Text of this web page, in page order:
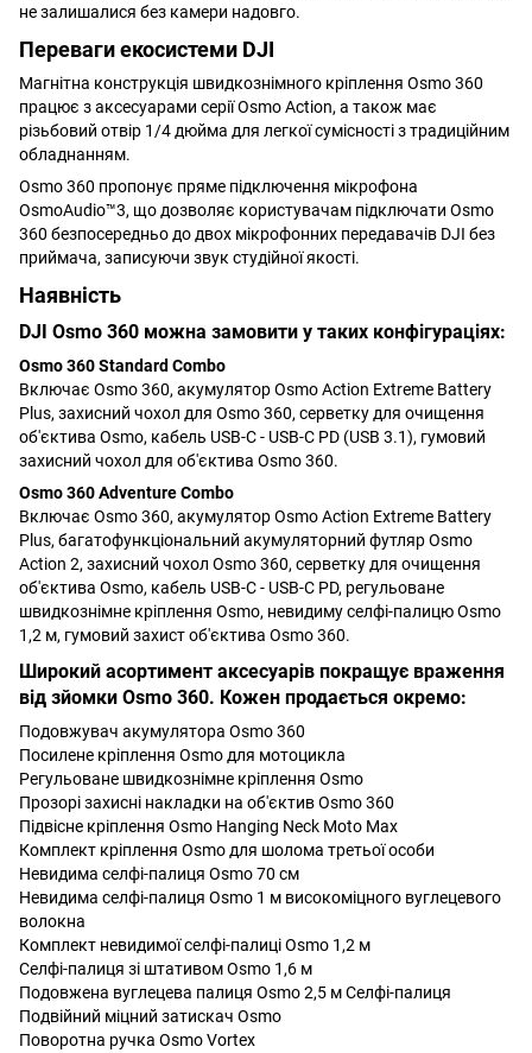
не залишалися без камери надовго.
Переваги екосистеми DJI
Магнітна конструкція швидкознімного кріплення Osmo 360
працює з аксесуарами серії Osmo Action, а також має
різьбовий отвір 1/4 дюйма для легкої сумісності з традиційним
обладнанням.
Osmo 360 пропонує пряме підключення мікрофона
OsmoAudio™3, що дозволяє користувачам підключати Osmo
360 безпосередньо до двох мікрофонних передавачів DJI без
приймача, записуючи звук студійної якості.
Наявність
DJI Osmo 360 можна замовити у таких конфігураціях:
Osmo 360 Standard Combo
Включає Osmo 360, акумулятор Osmo Action Extreme Battery
Plus, захисний чохол для Osmo 360, серветку для очищення
об'єктива Osmo, кабель USB-C - USB-C PD (USB 3.1), гумовий
захисний чохол для об'єктива Osmo 360.
Osmo 360 Adventure Combo
Включає Osmo 360, акумулятор Osmo Action Extreme Battery
Plus, багатофункціональний акумуляторний футляр Osmo
Action 2, захисний чохол Osmo 360, серветку для очищення
об'єктива Osmo, кабель USB-C - USB-C PD, регульоване
швидкознімне кріплення Osmo, невидиму селфі-палицю Osmo
1,2 м, гумовий захист об'єктива Osmo 360.
Широкий асортимент аксесуарів покращує враження
від зйомки Osmo 360. Кожен продається окремо:
Подовжувач акумулятора Osmo 360
Посилене кріплення Osmo для мотоцикла
Регульоване швидкознімне кріплення Osmo
Прозорі захисні накладки на об'єктив Osmo 360
Підвісне кріплення Osmo Hanging Neck Moto Max
Комплект кріплення Osmo для шолома третьої особи
Невидима селфі-палиця Osmo 70 см
Невидима селфі-палиця Osmo 1 м високоміцного вуглецевого
волокна
Комплект невидимої селфі-палиці Osmo 1,2 м
Селфі-палиця зі штативом Osmo 1,6 м
Подовжена вуглецева палиця Osmo 2,5 м Селфі-палиця
Подвійний міцний затискач Osmo
Поворотна ручка Osmo Vortex